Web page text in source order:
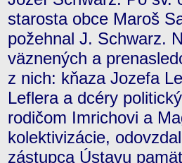
starosta obce Maroš
požehnal J. Schwarz.
väznených a
z nich: kňaza Jozefa
Leflera a dcéry
rodičom Imrichovi a
kolektivizácie,
zástupca Ústavu